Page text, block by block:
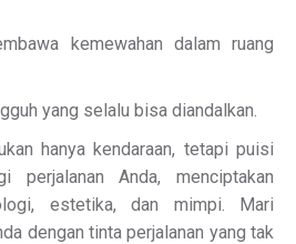
kemewahan dalam ruang
yang selalu bisa diandalkan.
hanya kendaraan, tetapi puisi
perjalanan Anda, menciptakan
estetika, dan mimpi. Mari
dengan tinta perjalanan yang tak